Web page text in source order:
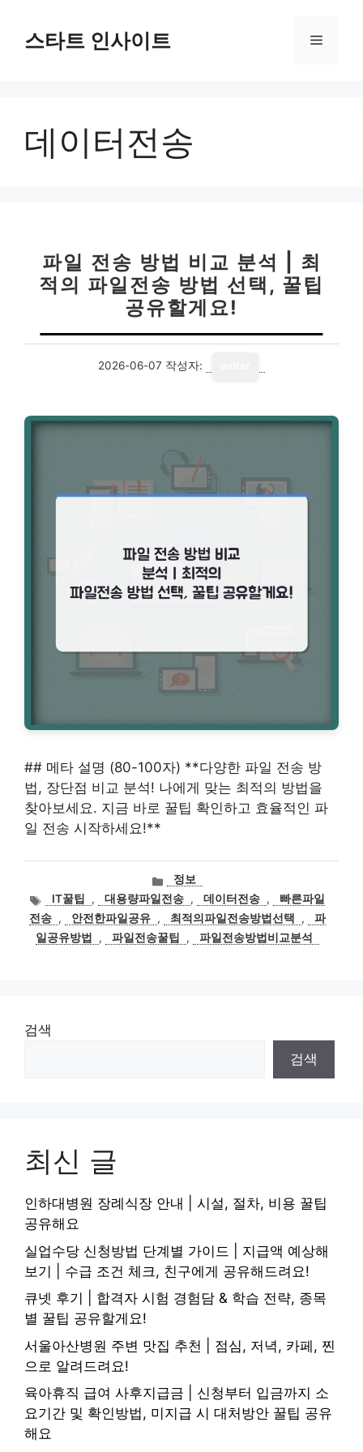
스타트 인사이트 메
데이터전송
파일 전송 방법 비교 분석 | 최
적의 파일전송 방법 선택, 꿀팁
공유할게요!
2026-06-07 작성자:
## 메타 설명 (80-100자) **다양한 파일 전송 방
법, 장단점 비교 분석! 나에게 맞는 최적의 방법을
찾아보세요. 지금 바로 꿀팁 확인하고 효율적인 파
일 전송 시작하세요!**
카
테
고
리
정보
태
그
IT꿀팁 , 대용량파일전송 , 데이터전송 ,
빠른파일
전송 , 안전한파일공유 , 최적의파일전송방법선택 ,
파
일공유방법
, 파일전송꿀팁 , 파일전송방법비교분석
검색
검색
최신 글
인하대병원 장례식장 안내 | 시설, 절차, 비용 꿀팁
공유해요
실업수당 신청방법 단계별 가이드 | 지급액 예상해
보기 | 수급 조건 체크, 친구에게 공유해드려요!
큐넷 후기 | 합격자 시험 경험담 & 학습 전략, 종목
별 꿀팁 공유할게요!
서울아산병원 주변 맛집 추천 | 점심, 저녁, 카페, 찐
으로 알려드려요!
육아휴직 급여 사후지급금 | 신청부터 입금까지 소
요기간 및 확인방법, 미지급 시 대처방안 꿀팁 공유
해요